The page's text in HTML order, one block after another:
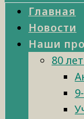
Главная
Новости
Наши
80